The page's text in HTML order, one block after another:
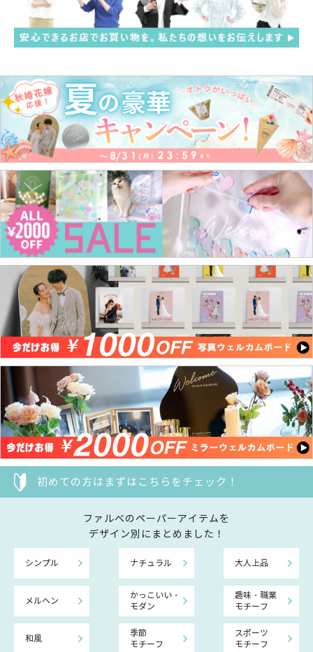
初めての方はまずはこちらをチェック！
ファルべのペーパーアイテムを
デザイン別にまとめました！
シンプル ナチュラル 大人上品
メルヘン
かっこいい・
モダン
趣味・職業
モチーフ
和風
季節
モチーフ
スポーツ
モチーフ